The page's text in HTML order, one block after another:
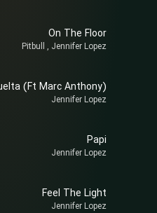
On The Floor
Pitbull , Jennifer Lopez
(Ft Marc Anthony)
Jennifer Lopez
Papi
Jennifer Lopez
Feel The Light
Jennifer Lopez